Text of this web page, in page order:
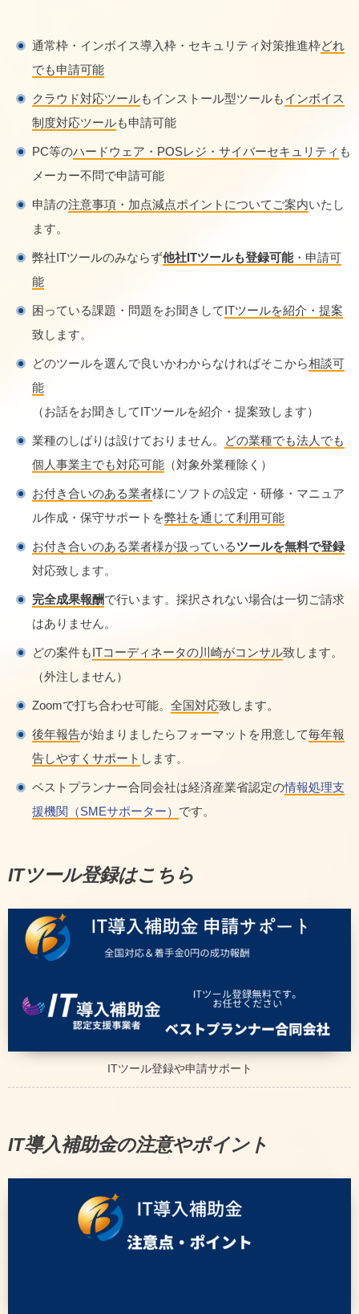
通常枠・インボイス導入枠・セキュリティ対策推進枠どれ
でも申請可能
クラウド対応ツールもインストール型ツールもインボイス
制度対応ツールも申請可能
PC等のハードウェア・POSレジ・サイバーセキュリティ も
メーカー不問で申請可能
申請の注意事項・加点減点ポイントについてご案内いたし
ます。
弊社ITツールのみならず他社ITツールも登録可能・申請可
能
困っている課題・問題をお聞きしてITツールを紹介・提案
致します。
どのツールを選んで良いかわからなければそこから相談可
能
（お話をお聞きしてITツールを紹介・提案致します）
業種のしばりは設けておりません。
どの業種でも法人でも
個人事業主でも対応可能 （対象外業種除く）
お付き合いのある業者様にソフトの設定・研修・マニュア
ル作成・保守サポートを弊社を通じて利用可能
お付き合いのある業者様が扱っているツールを無料で登録
対応致します。
完全成果報酬で行います。採択されない場合は一切ご請求
はありません。
どの案件もITコーディネータの川崎がコンサル致します。
（外注しません）
Zoomで打ち合わせ可能。 全国対応致します。
後年報告が始まりましたらフォーマットを用意して毎年報
告しやすくサポート します。
ベストプランナー合同会社は経済産業省認定の情報処理支
援機関（SMEサポーター） です。
ITツール登録はこちら
ITツール登録や申請サポート
IT導入補助金の注意やポイント